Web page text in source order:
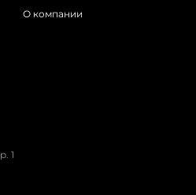
О компании
1